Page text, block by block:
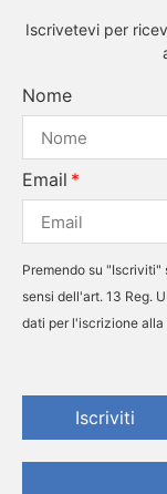
Iscrivetevi per
Nome
Email
Premendo su
sensi dell'art. 13 Reg.
dati per l'iscrizione
Iscriviti